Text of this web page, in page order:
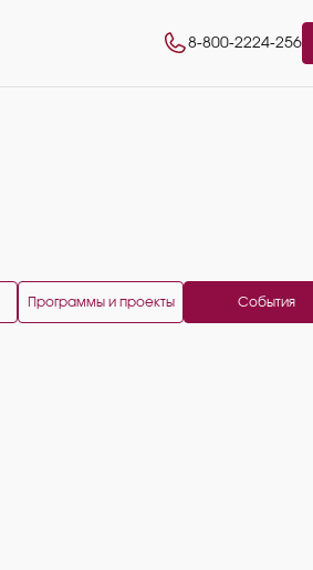
8-800-2224-256
Программы и проекты События